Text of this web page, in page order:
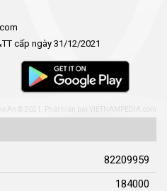
cấp ngày 31/12/2021
An © 2021. Phát triển bởi
82209959
184000